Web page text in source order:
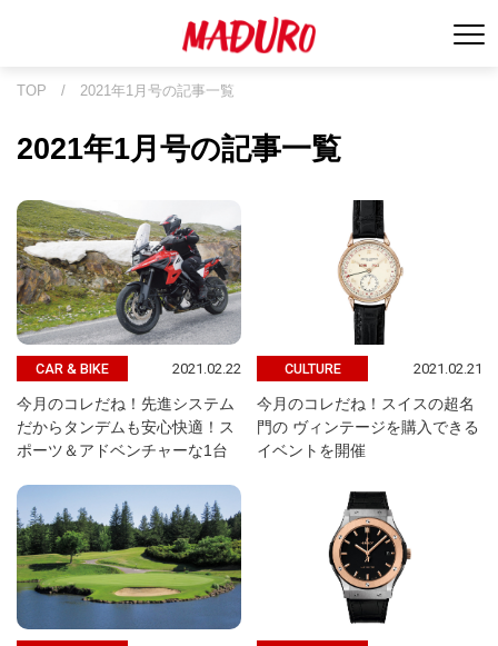
TOP / 2021年1月号の記事一覧
2021年1月号の記事一覧
CAR & BIKE 2021.02.22
今月のコレだね！先進システム
だからタンデムも安心快適！ス
ポーツ＆アドベンチャーな1台
CULTURE 2021.02.21
今月のコレだね！スイスの超名
門の ヴィンテージを購入できる
イベントを開催